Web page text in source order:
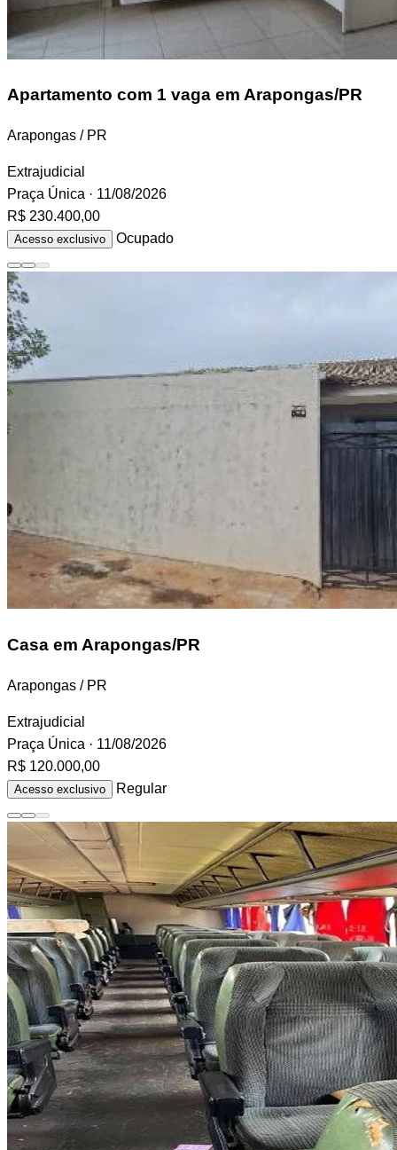
Apartamento com 1 vaga em Arapongas/PR
Arapongas / PR
Extrajudicial
Praça Única · 11/08/2026
R$ 230.400,00
Acesso exclusivo Ocupado
Casa em Arapongas/PR
Arapongas / PR
Extrajudicial
Praça Única · 11/08/2026
R$ 120.000,00
Acesso exclusivo Regular